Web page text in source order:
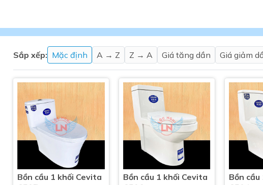
Sen tắm
Máy nước nóng gián tiếp
Combo thiết bị vệ sinh Lộc Nghi lựa
Combo bồn cầu nhà trọ giá rẻ
Combo thiết bị vệ sinh chính hãng
Sắp xếp: Mặc định A → Z Z → A Giá tăng dần Giá giảm
Bồn cầu 1 khối Cevita
Bồn cầu 1 khối Cevita
Bồn